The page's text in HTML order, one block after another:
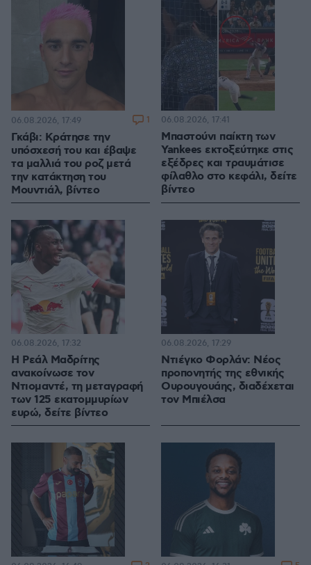
Γκάβι: Κράτησε την
υπόσχεσή του και έβαψε
τα μαλλιά του ροζ μετά
την κατάκτηση του
Μουντιάλ, βίντεο
06.08.2026, 17:49 1
Μπαστούνι παίκτη των
Yankees εκτοξεύτηκε στις
εξέδρες και τραυμάτισε
φίλαθλο στο κεφάλι, δείτε
βίντεο
06.08.2026, 17:41
Η Ρεάλ Μαδρίτης
ανακοίνωσε τον
Ντιομαντέ, τη μεταγραφή
των 125 εκατομμυρίων
ευρώ, δείτε βίντεο
06.08.2026, 17:32
Ντιέγκο Φορλάν: Νέος
προπονητής της εθνικής
Ουρουγουάης, διαδέχεται
τον Μπιέλσα
06.08.2026, 17:29